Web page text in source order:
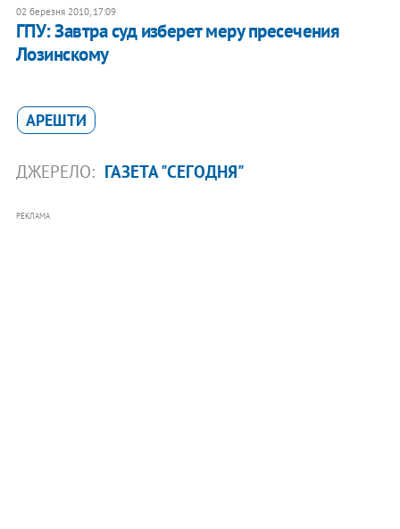
02 березня 2010, 17:09
ГПУ: Завтра суд изберет меру пресечения
Лозинскому
АРЕШТИ
ДЖЕРЕЛО: ГАЗЕТА "СЕГОДНЯ"
РЕКЛАМА